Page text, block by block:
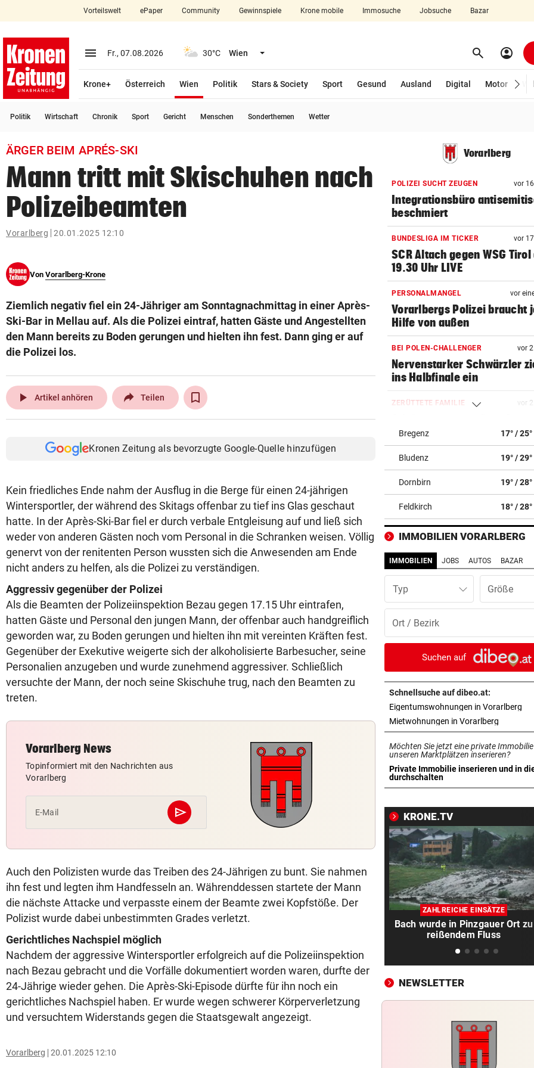
closeSchließen
account_circle Anmelden
arrow_right
bookmark
search
Suchbegriff
eingeben
© Krone Multimedia GmbH & Co KG 2026
Vorteilswelt ePaper Community Gewinnspiele Krone mobile Immosuche Jobsuche Bazar
menu Menü aufklappen
Fr., 07.08.2026 30°C Wien Menü aufklappen search Suchen
account_circle
Krone+ Österreich Wien
Politik
Stars & Society Sport Gesund Ausland Digital Motor
Politik Wirtschaft Chronik Sport Gericht Menschen Sonderthemen Wetter
ÄRGER BEIM APRÉS-SKI
Mann tritt mit Skischuhen nach
Polizeibeamten
Vorarlberg 20.01.2025 12:10
Von Vorarlberg-Krone
Ziemlich negativ fiel ein 24-Jähriger am Sonntagnachmittag in einer Après-
Ski-Bar in Mellau auf. Als die Polizei eintraf, hatten Gäste und Angestellten
den Mann bereits zu Boden gerungen und hielten ihn fest. Dann ging er auf
die Polizei los.
play_arrow Artikel anhören Teilen
Kronen Zeitung als bevorzugte Google-Quelle hinzufügen
Kein friedliches Ende nahm der Ausflug in die Berge für einen 24-jährigen
Wintersportler, der während des Skitags offenbar zu tief ins Glas geschaut
hatte. In der Après-Ski-Bar fiel er durch verbale Entgleisung auf und ließ sich
weder von anderen Gästen noch vom Personal in die Schranken weisen. Völlig
genervt von der renitenten Person wussten sich die Anwesenden am Ende
nicht anders zu helfen, als die Polizei zu verständigen.
Aggressiv gegenüber der Polizei
Als die Beamten der Polizeiinspektion Bezau gegen 17.15 Uhr eintrafen,
hatten Gäste und Personal den jungen Mann, der offenbar auch handgreiflich
geworden war, zu Boden gerungen und hielten ihn mit vereinten Kräften fest.
Gegenüber der Exekutive weigerte sich der alkoholisierte Barbesucher, seine
Personalien anzugeben und wurde zunehmend aggressiver. Schließlich
versuchte der Mann, der noch seine Skischuhe trug, nach den Beamten zu
treten.
Vorarlberg News
Topinformiert mit den Nachrichten aus
Vorarlberg
E-Mail send
Abschicken
Auch den Polizisten wurde das Treiben des 24-Jährigen zu bunt. Sie nahmen
ihn fest und legten ihm Handfesseln an. Währenddessen startete der Mann
die nächste Attacke und verpasste einem der Beamte zwei Kopfstöße. Der
Polizist wurde dabei unbestimmten Grades verletzt.
Gerichtliches Nachspiel möglich
Nachdem der aggressive Wintersportler erfolgreich auf die Polizeiinspektion
nach Bezau gebracht und die Vorfälle dokumentiert worden waren, durfte der
24-Jährige wieder gehen. Die Après-Ski-Episode dürfte für ihn noch ein
gerichtliches Nachspiel haben. Er wurde wegen schwerer Körperverletzung
und versuchtem Widerstands gegen die Staatsgewalt angezeigt.
Vorarlberg 20.01.2025 12:10
Vorarlberg
POLIZEI SUCHT ZEUGEN vor
Integrationsbüro
beschmiert
BUNDESLIGA IM TICKER vor
SCR Altach gegen WSG Tirol
19.30 Uhr LIVE
PERSONALMANGEL vor
Vorarlbergs Polizei braucht
Hilfe von außen
BEI POLEN-CHALLENGER vor
Nervenstarker Schwärzler
ins Halbfinale ein
ZERÜTTETE FAMILIE vor
Ziehtochter vor Gericht
BREGENZER FESTSPIELE vor 3
Eine wunderbare Reise mit
Sofie von Otter
vor
Unbekannte stahlen
Feuerwehrhaus
BINNEN WENIGER STUNDEN vor
Ländle-Polizei nahm neun
Jugendliche fest
ANHALTENDE TROCKENHEIT vor
Kein Wasser mehr:
Alpenvereinshaus schließt
Youngster Maxi Taucher
Nummer 1 erneut
SPERRSTUNDE vor
Wirtshaussterben:
schlittert in Pleite
GEGEN WATTENS vor
Schlüssel zum Erfolg
VON POLIZEI GESCHNAPPT vor 9
Urlauber war mit illegalen
unterwegs
DREI MÄNNER ANGEKLAGT vor
Verein als Tarnung für
Drogenplantage genutzt
Einbrecherduo schlief nach
auf Wiese ein
Erstmals seit April:
„KEINE FRAGE!“
Bregenz 17° / 25°
Bludenz 19° / 29°
Dornbirn 19° / 28°
Feldkirch 18° / 28°
IMMOBILIEN VORARLBERG
IMMOBILIEN JOBS AUTOS BAZAR
Typ
Suchen auf
Schnellsuche auf dibeo.at:
Eigentumswohnungen in Vorarlberg
Mietwohnungen in Vorarlberg
Möchten Sie jetzt eine private
unseren Marktplätzen inserieren?
Private Immobilie inserieren und in
durchschalten
in neuem Tab öffnen
KRONE.TV
ZAHLREICHE EINSÄTZE
Bach wurde in Pinzgauer Ort zu
reißendem Fluss
NEWSLETTER